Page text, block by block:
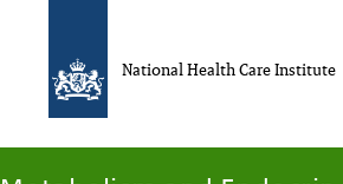
National Health Care Institute